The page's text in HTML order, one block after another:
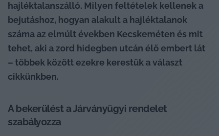
hajléktalanszálló. Milyen feltételek kellenek a
bejutáshoz, hogyan alakult a hajléktalanok
száma az elmúlt években Kecskeméten és mit
tehet, aki a zord hidegben utcán élő embert lát
– többek között ezekre kerestük a választ
cikkünkben.
A bekerülést a Járványügyi rendelet
szabályozza